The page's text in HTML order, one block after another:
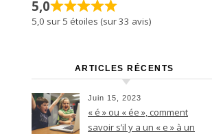
5,0
5,0 sur 5 étoiles (sur 33 avis)
ARTICLES RÉCENTS
Juin 15, 2023
« é » ou « ée », comment
savoir s’il y a un « e » à un